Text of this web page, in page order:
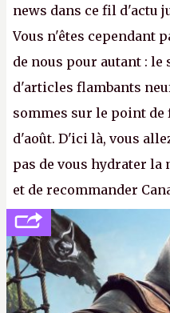
news dans ce fil d'actu
Vous n'êtes cependant
de nous pour autant :
d'articles flambants
sommes sur le point
d'août. D'ici là, vous
pas de vous hydrater la
et de recommander
votre famille et aux
dans la rue. Bon été à